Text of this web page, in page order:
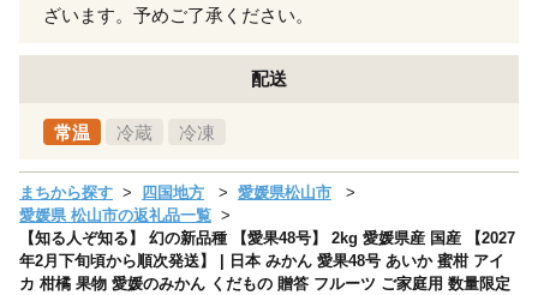
ざいます。予めご了承ください。
配送
常温 冷蔵 冷凍
まちから探す 四国地方
愛媛県松山市
愛媛県 松山市の返礼品一覧
【知る人ぞ知る】 幻の新品種 【愛果48号】 2kg 愛媛県産 国産 【2027
年2月下旬頃から順次発送】 | 日本 みかん 愛果48号 あいか 蜜柑 アイ
カ 柑橘 果物 愛媛のみかん くだもの 贈答 フルーツ ご家庭用 数量限定